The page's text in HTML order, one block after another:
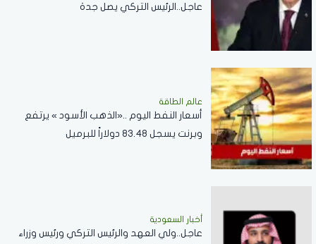
عاجل..الرئيس التركي يصل جدة
عالم الطاقة
أسعار النفط اليوم ..«الذهب الأسود » يرتفع
وبرنت يسجل 83.48 دولاراً للبرميل
أخبار السعودية
عاجل..ولي العهد والرئيس التركي ورئيس وزراء